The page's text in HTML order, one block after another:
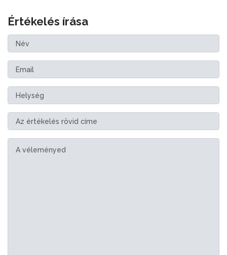
Értékelés írása